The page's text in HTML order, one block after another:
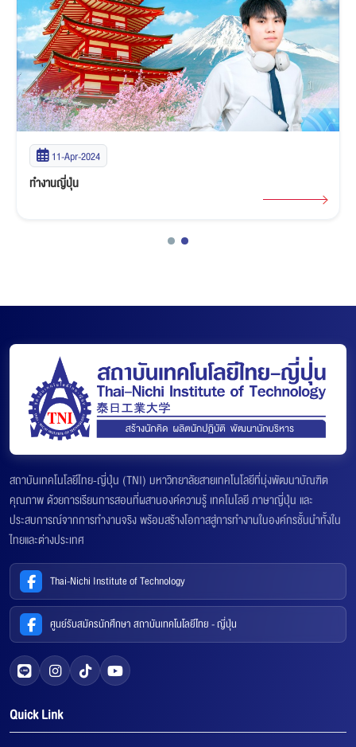
11-Apr-2024
ทำงานญี่ปุ่น
สถาบันเทคโนโลยีไทย-ญี่ปุ่น (TNI) มหาวิทยาลัยสายเทคโนโลยีที่มุ่งพัฒนาบัณฑิต
คุณภาพ ด้วยการเรียนการสอนที่ผสานองค์ความรู้ เทคโนโลยี ภาษาญี่ปุ่น และ
ประสบการณ์จากการทำงานจริง พร้อมสร้างโอกาสสู่การทำงานในองค์กรชั้นนำทั้งใน
ไทยและต่างประเทศ
Thai-Nichi Institute of Technology
ศูนย์รับสมัครนักศึกษา สถาบันเทคโนโลยีไทย - ญี่ปุ่น
Quick Link